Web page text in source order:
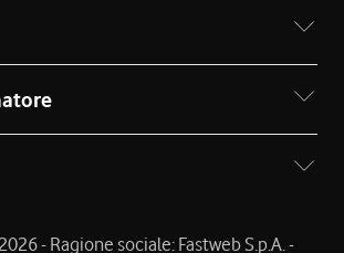
- Ragione sociale: Fastweb S.p.A. -